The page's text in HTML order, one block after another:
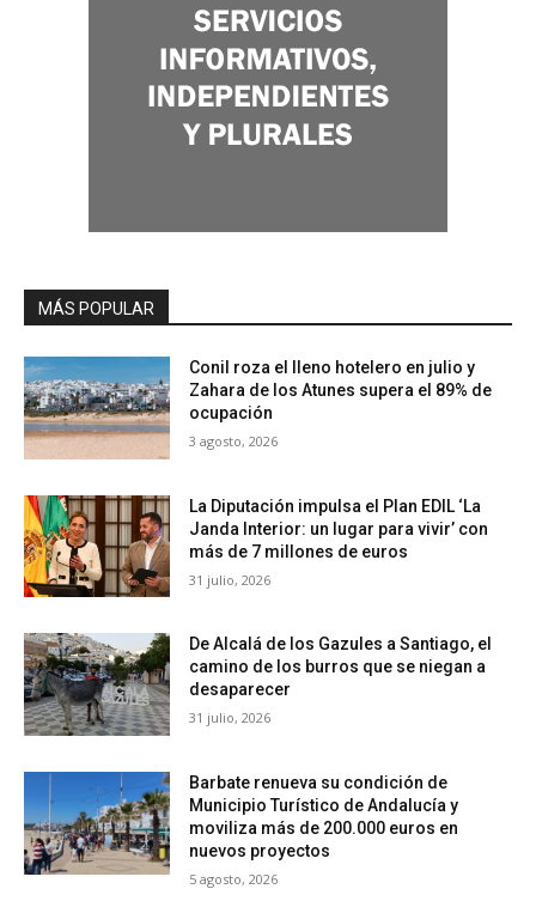
MÁS POPULAR
Conil roza el lleno hotelero en julio y
Zahara de los Atunes supera el 89% de
ocupación
3 agosto, 2026
La Diputación impulsa el Plan EDIL ‘La
Janda Interior: un lugar para vivir’ con
más de 7 millones de euros
31 julio, 2026
De Alcalá de los Gazules a Santiago, el
camino de los burros que se niegan a
desaparecer
31 julio, 2026
Barbate renueva su condición de
Municipio Turístico de Andalucía y
moviliza más de 200.000 euros en
nuevos proyectos
5 agosto, 2026